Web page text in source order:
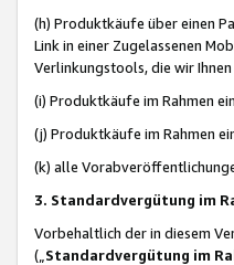
(h) Produktkäufe über einen
Link in einer Zugelassenen
Verlinkungstools, die wir
(i) Produktkäufe im Rahmen
(j) Produktkäufe im Rahmen
(k) alle
3. Standardvergütung im
Vorbehaltlich der in diesem
(„ Standardvergütung im